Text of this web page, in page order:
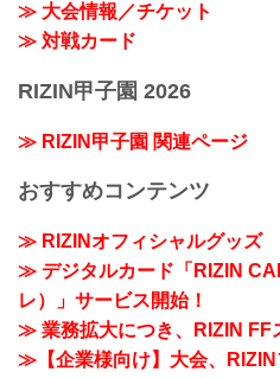
≫ 大会情報／チケット
≫ 対戦カード
RIZIN甲子園 2026
≫ RIZIN甲子園 関連ページ
おすすめコンテンツ
≫ RIZINオフィシャルグッズ
≫ デジタルカード「RIZIN
レ）」サービス開始！
≫ 業務拡大につき、RIZIN FF
≫【企業様向け】大会、